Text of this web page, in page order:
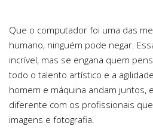
Que o computador foi uma das
humano, ninguém pode negar.
incrível, mas se engana quem
todo o talento artístico e a
homem e máquina andam juntos,
diferente com os profissionais
imagens e fotografia.